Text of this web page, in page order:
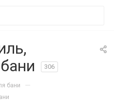
306
бани —